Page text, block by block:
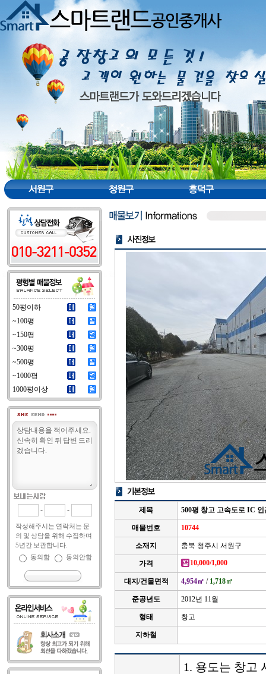
50평이하
~100평
~150평
~300평
~500평
~1000평
1000평이상
- -
작성해주시는 연락처는 문
의 및 상담을 위해 수집하며
5년간 보관합니다.
동의함
동의안함
제목 500평 창고 고속도로 IC
매물번호 10744
소재지 충북 청주시 서원구
가격 10,000/1,000
대지/건물면적 4,954㎡ / 1,718㎡
준공년도 2012년 11월
형태 창고
지하철
1. 용도는 창고